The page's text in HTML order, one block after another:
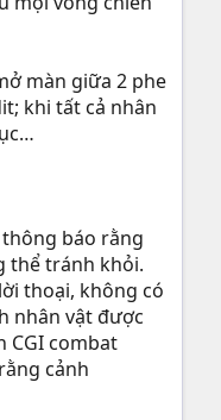
màn giữa 2 phe
khi tất cả nhân
báo rằng
thể tránh khỏi.
thoại, không có
nhân vật được
CGI combat
cảnh